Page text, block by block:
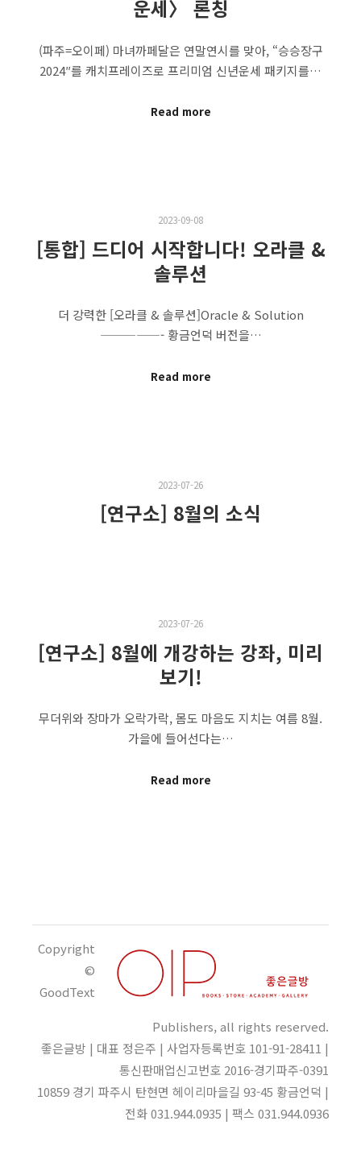
운세〉 론칭
(파주=오이페) 마녀까페달은 연말연시를 맞아, “승승장구
2024″를 캐치프레이즈로 프리미엄 신년운세 패키지를…
Read more
2023-09-08
[통합] 드디어 시작합니다! 오라클 &
솔루션
더 강력한 [오라클 & 솔루션]Oracle & Solution
—————- 황금언덕 버전을…
Read more
2023-07-26
[연구소] 8월의 소식
2023-07-26
[연구소] 8월에 개강하는 강좌, 미리
보기!
무더위와 장마가 오락가락, 몸도 마음도 지치는 여름 8월.
가을에 들어선다는…
Read more
Copyright
©
GoodText
Publishers, all rights reserved.
좋은글방 | 대표 정은주 | 사업자등록번호 101-91-28411 |
통신판매업신고번호 2016-경기파주-0391
10859 경기 파주시 탄현면 헤이리마을길 93-45 황금언덕 |
전화 031.944.0935 | 팩스 031.944.0936